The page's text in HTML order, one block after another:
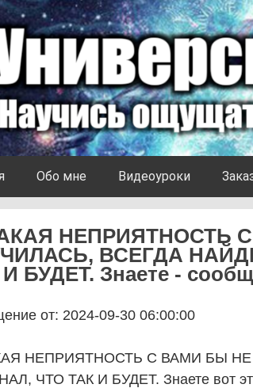
Обо мне Видеоуроки
НЕПРИЯТНОСТЬ
ВСЕГДА
БУДЕТ. Знаете -
от: 2024-09-30 06:00:00
НЕПРИЯТНОСТЬ С ВАМИ БЫ
ЧТО ТАК И БУДЕТ. Знаете вот